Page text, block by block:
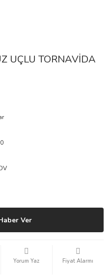
UÇLU TORNAVİDA
Ver
Yorum Yaz Fiyat Alarmı